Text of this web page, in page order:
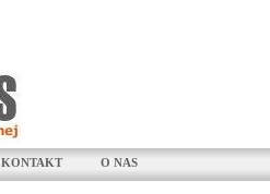
KONTAKT O NAS